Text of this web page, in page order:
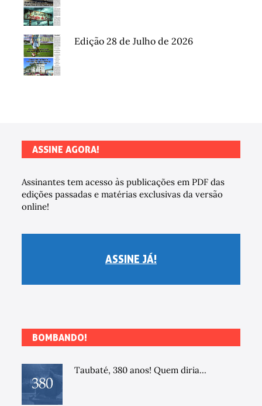
Edição 28 de Julho de 2026
ASSINE AGORA!
Assinantes tem acesso às publicações em PDF das
edições passadas e matérias exclusivas da versão
online!
ASSINE JÁ!
BOMBANDO!
Taubaté, 380 anos! Quem diria...